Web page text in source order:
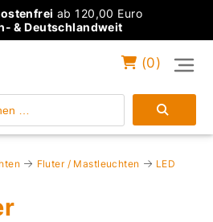
ab 120,00 Euro
& Deutschlandweit
Einloggen
(0)
Fluter / Mastleuchten
LED